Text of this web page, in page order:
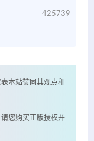
425739
本站赞同其观点和
您购买正版授权并